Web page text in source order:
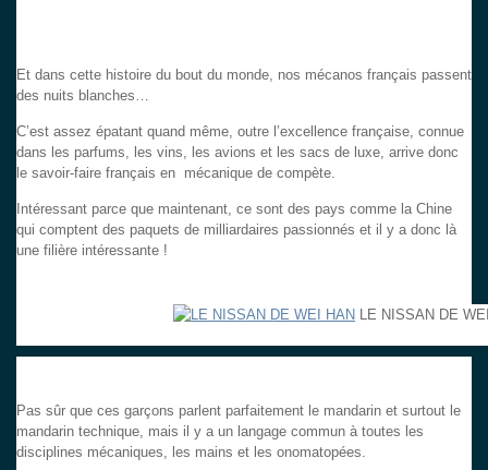
Et dans cette histoire du bout du monde, nos mécanos français passent
des nuits blanches…
C’est assez épatant quand même, outre l’excellence française, connue
dans les parfums, les vins, les avions et les sacs de luxe, arrive donc
le savoir-faire français en mécanique de compète.
Intéressant parce que maintenant, ce sont des pays comme la Chine
qui comptent des paquets de milliardaires passionnés et il y a donc là
une filière intéressante !
LE NISSAN DE
Pas sûr que ces garçons parlent parfaitement le mandarin et surtout le
mandarin technique, mais il y a un langage commun à toutes les
disciplines mécaniques, les mains et les onomatopées.